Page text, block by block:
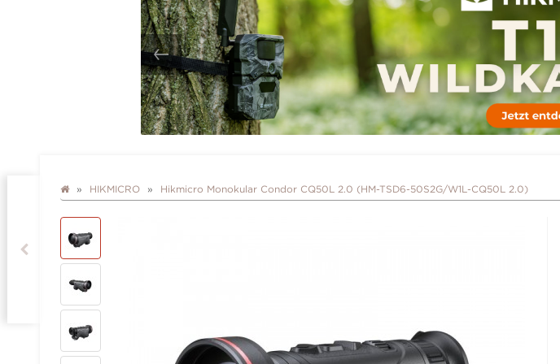
HIKMICRO Hikmicro Monokular Condor CQ50L 2.0 (HM-TSD6-50S2G/W1L-CQ50L 2.0)